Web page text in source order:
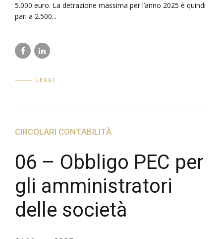
5.000 euro. La detrazione massima per l’anno 2025 è quindi
pari a 2.500...
LEGGI
CIRCOLARI CONTABILITÀ
06 – Obbligo PEC per
gli amministratori
delle società